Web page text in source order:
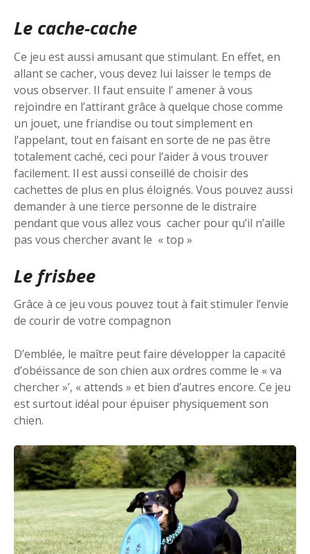
Le cache-cache
Ce jeu est aussi amusant que stimulant. En effet, en
allant se cacher, vous devez lui laisser le temps de
vous observer. Il faut ensuite l’ amener à vous
rejoindre en l’attirant grâce à quelque chose comme
un jouet, une friandise ou tout simplement en
l’appelant, tout en faisant en sorte de ne pas être
totalement caché, ceci pour l’aider à vous trouver
facilement. Il est aussi conseillé de choisir des
cachettes de plus en plus éloignés. Vous pouvez aussi
demander à une tierce personne de le distraire
pendant que vous allez vous cacher pour qu’il n’aille
pas vous chercher avant le « top »
Le frisbee
Grâce à ce jeu vous pouvez tout à fait stimuler l’envie
de courir de votre compagnon
D’emblée, le maître peut faire développer la capacité
d’obéissance de son chien aux ordres comme le « va
chercher »’, « attends » et bien d’autres encore. Ce jeu
est surtout idéal pour épuiser physiquement son
chien.